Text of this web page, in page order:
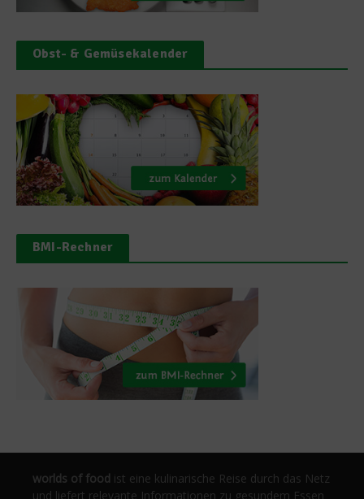
Obst- & Gemüsekalender
BMI-Rechner
worlds of food ist eine kulinarische Reise durch das Netz
und liefert relevante Informationen zu gesundem Essen